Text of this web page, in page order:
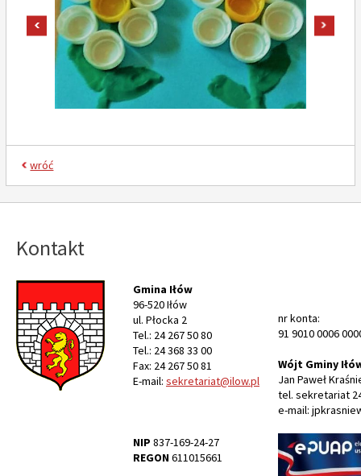
pokaż poprzednie zdjęcie
wróć
Kontakt
Gmina Iłów
96-520 Iłów
ul. Płocka 2
Tel.: 24 267 50 80
Tel.: 24 368 33 00
Fax: 24 267 50 81
E-mail: sekretariat@ilow.pl
NIP 837-169-24-27
REGON611015661
nr konta:
91 9010 0006
Wójt Gminy
Jan Paweł
tel. sekretariat
e-mail: